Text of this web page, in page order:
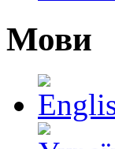
Мови